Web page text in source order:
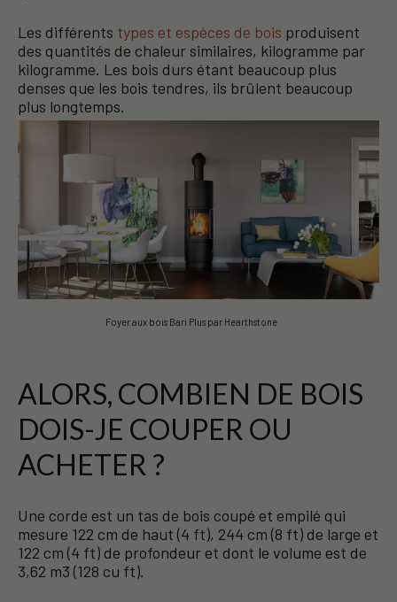
Les différents types et espèces de bois produisent
des quantités de chaleur similaires, kilogramme par
kilogramme. Les bois durs étant beaucoup plus
denses que les bois tendres, ils brûlent beaucoup
plus longtemps.
Foyer aux bois Bari Plus par Hearthstone
ALORS, COMBIEN DE BOIS
DOIS-JE COUPER OU
ACHETER ?
Une corde est un tas de bois coupé et empilé qui
mesure 122 cm de haut (4 ft), 244 cm (8 ft) de large et
122 cm (4 ft) de profondeur et dont le volume est de
3,62 m3 (128 cu ft).